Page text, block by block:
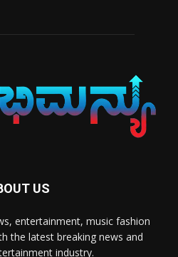
US
entertainment, music fashion
the latest breaking news and
industry.